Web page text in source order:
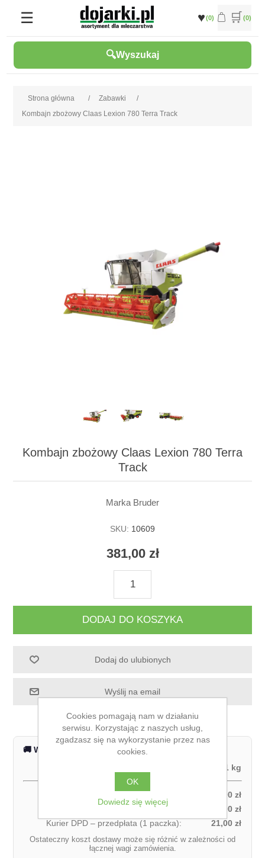
(0) (0)
Wyszukaj
Strona główna / Zabawki
/
Kombajn zbożowy Claas Lexion 780 Terra Track
Kombajn zbożowy Claas Lexion 780 Terra
Track
Marka Bruder
SKU: 10609
381,00 zł
DODAJ DO KOSZYKA
Dodaj do ulubionych
Wyślij na email
🚚 Wysyłka na terenie całej Polski
1 kg
0,00 zł
Kurier DPD – za pobraniem (1 paczka):
27,00 zł
Kurier DPD – przedpłata (1 paczka):
21,00 zł
Ostateczny koszt dostawy może się różnić w zależności od
łącznej wagi zamówienia.
Cookies pomagają nam w działaniu
serwisu. Korzystając z naszych usług,
zgadzasz się na wykorzystanie przez nas
cookies.
OK
Dowiedz się więcej